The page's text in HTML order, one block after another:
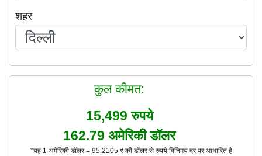
शहर
कुल कीमत:
15,499 रुपये
162.79 अमेरिकी डॉलर
*यह 1 अमेरिकी डॉलर = 95.2105 ₹ की डॉलर से रुपये विनिमय दर पर आधारित है